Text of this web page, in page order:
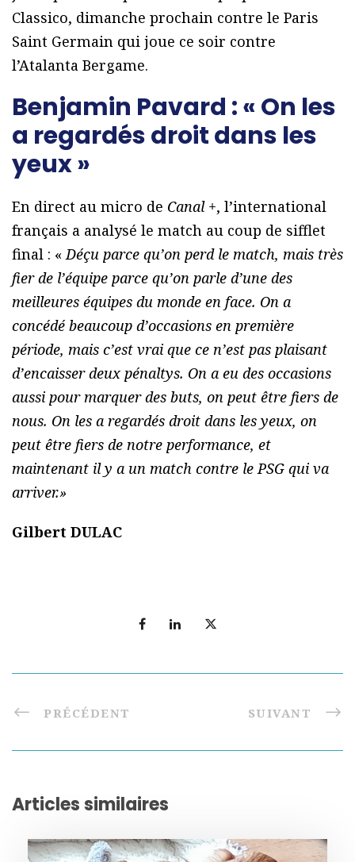
Classico, dimanche prochain contre le Paris
Saint Germain qui joue ce soir contre
l’Atalanta Bergame.
Benjamin Pavard : « On les
a regardés droit dans les
yeux »
En direct au micro de Canal +, l’international
français a analysé le match au coup de sifflet
final : « Déçu parce qu’on perd le match, mais très
fier de l’équipe parce qu’on parle d’une des
meilleures équipes du monde en face. On a
concédé beaucoup d’occasions en première
période, mais c’est vrai que ce n’est pas plaisant
d’encaisser deux pénaltys. On a eu des occasions
aussi pour marquer des buts, on peut être fiers de
nous. On les a regardés droit dans les yeux, on
peut être fiers de notre performance, et
maintenant il y a un match contre le PSG qui va
arriver.»
Gilbert DULAC
PRÉCÉDENT SUIVANT
Articles similaires